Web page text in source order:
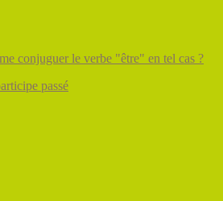
conjuguer le verbe "être" en tel cas ?
passé